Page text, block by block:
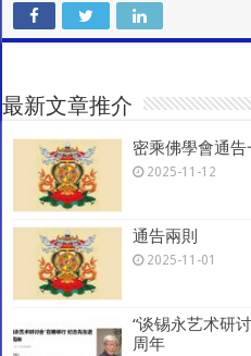
C
h
at
at
sA
p
p
e
b
o
k
er l
最新文章推介
密乘佛學會通告
2025-11-12
通告兩則
2025-11-01
“谈锡永艺术研
周年